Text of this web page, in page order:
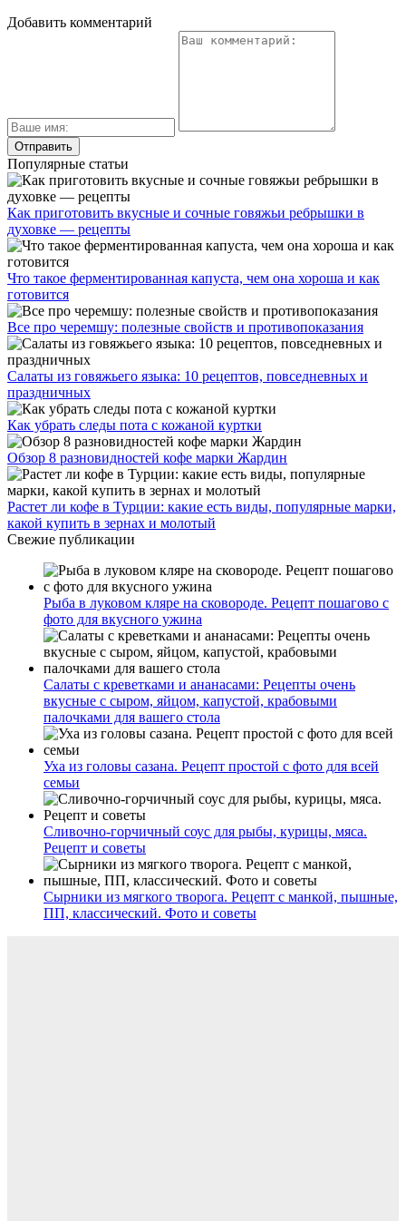
Добавить комментарий
Популярные статьи
Как приготовить вкусные и сочные говяжьи ребрышки в
духовке — рецепты
Что такое ферментированная капуста, чем она хороша и как
готовится
Все про черемшу: полезные свойств и противопоказания
Салаты из говяжьего языка: 10 рецептов, повседневных и
праздничных
Как убрать следы пота с кожаной куртки
Обзор 8 разновидностей кофе марки Жардин
Растет ли кофе в Турции: какие есть виды, популярные марки,
какой купить в зернах и молотый
Свежие публикации
Рыба в луковом кляре на сковороде. Рецепт пошагово с
фото для вкусного ужина
Салаты с креветками и ананасами: Рецепты очень
вкусные с сыром, яйцом, капустой, крабовыми
палочками для вашего стола
Уха из головы сазана. Рецепт простой с фото для всей
семьи
Сливочно-горчичный соус для рыбы, курицы, мяса.
Рецепт и советы
Сырники из мягкого творога. Рецепт с манкой, пышные,
ПП, классический. Фото и советы